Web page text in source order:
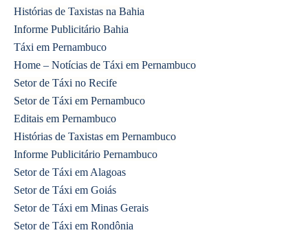
Histórias de Taxistas na Bahia
Informe Publicitário Bahia
Táxi em Pernambuco
Home – Notícias de Táxi em Pernambuco
Setor de Táxi no Recife
Setor de Táxi em Pernambuco
Editais em Pernambuco
Histórias de Taxistas em Pernambuco
Informe Publicitário Pernambuco
Setor de Táxi em Alagoas
Setor de Táxi em Goiás
Setor de Táxi em Minas Gerais
Setor de Táxi em Rondônia